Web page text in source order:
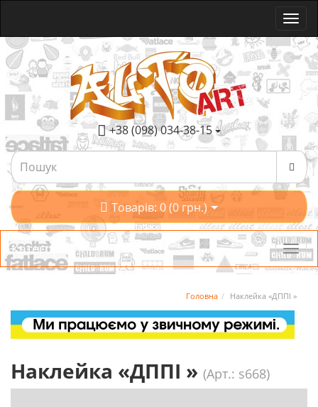
+38 (098) 034-38-15
Товарів: 0 (0 грн.)
Категорії
Головна Наклейка «ДППІ »
Наклейка «ДППІ » (Арт.: s668)